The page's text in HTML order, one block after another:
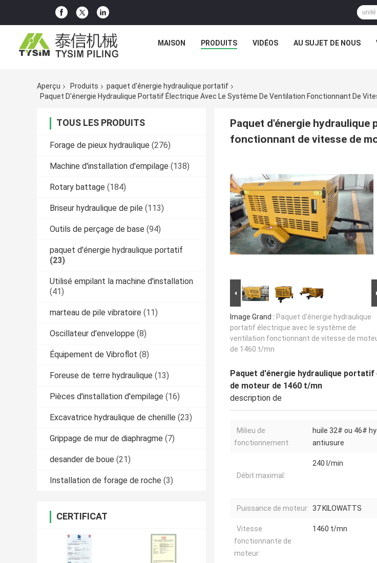
MAISON PRODUITS VIDÉOS AU SUJET DE NOUS
Aperçu Produits
paquet d'énergie hydraulique portatif
Paquet D'énergie Hydraulique Portatif Électrique Avec Le Système De Ventilation Fonctionnant De
TOUS LES PRODUITS
Forage de pieux hydraulique (276)
Machine d'installation d'empilage (138)
Rotary battage (184)
Briseur hydraulique de pile (113)
Outils de perçage de base (94)
paquet d'énergie hydraulique portatif
(23)
Utilisé empilant la machine d'installation
(41)
marteau de pile vibratoire (11)
Oscillateur d'enveloppe (8)
Équipement de Vibroflot (8)
Foreuse de terre hydraulique (13)
Pièces d'installation d'empilage (16)
Excavatrice hydraulique de chenille (23)
Grippage de mur de diaphragme (7)
desander de boue (21)
Installation de forage de roche (3)
CERTIFICAT
Paquet d'énergie
fonctionnant de vitesse de
Image Grand : Paquet d'énergie hydraulique
portatif électrique avec le système de
ventilation fonctionnant de vitesse de
de 1460 t/mn
Paquet d'énergie hydraulique
de moteur de 1460 t/mn
description de
Milieu de
fonctionnement:
huile 32# ou 46#
antiusure
Débit maximal:
240 l/min
Puissance de moteur: 37 KILOWATTS
Vitesse
fonctionnante de
moteur:
1460 t/mn